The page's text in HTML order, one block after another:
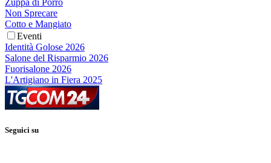
Non Sprecare
Cotto e Mangiato
Eventi
Identità Golose 2026
Salone del Risparmio 2026
Fuorisalone 2026
L'Artigiano in Fiera 2025
Seguici su